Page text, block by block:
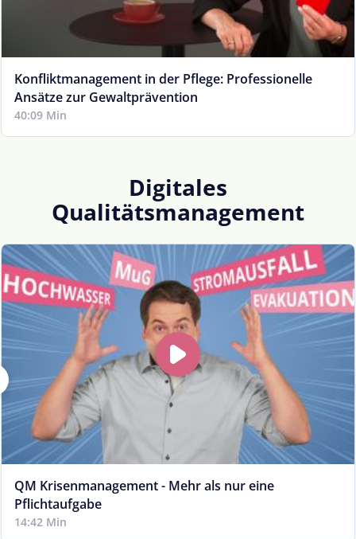
Konfliktmanagement in der Pflege: Professionelle
Ansätze zur Gewaltprävention
40:09 Min
Digitales
Qualitätsmanagement
QM Krisenmanagement - Mehr als nur eine
Pflichtaufgabe
14:42 Min